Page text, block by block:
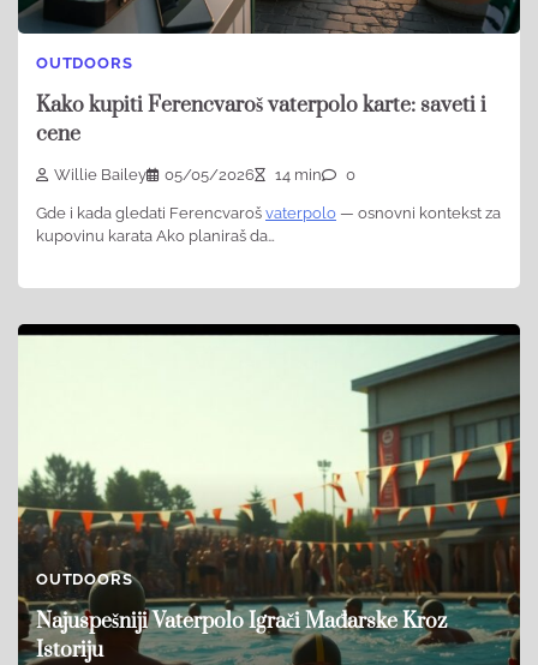
OUTDOORS
Kako kupiti Ferencvaroš vaterpolo karte: saveti i
cene
Willie Bailey 05/05/2026 14 min 0
Gde i kada gledati Ferencvaroš vaterpolo — osnovni kontekst za
kupovinu karata Ako planiraš da…
OUTDOORS
Najuspešniji Vaterpolo Igrači Mađarske Kroz
Istoriju